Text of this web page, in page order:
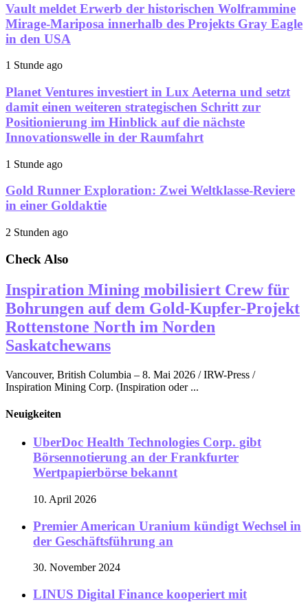
Vault meldet Erwerb der historischen Wolframmine
Mirage-Mariposa innerhalb des Projekts Gray Eagle
in den USA
1 Stunde ago
Planet Ventures investiert in Lux Aeterna und setzt
damit einen weiteren strategischen Schritt zur
Positionierung im Hinblick auf die nächste
Innovationswelle in der Raumfahrt
1 Stunde ago
Gold Runner Exploration: Zwei Weltklasse-Reviere
in einer Goldaktie
2 Stunden ago
Check Also
Inspiration Mining mobilisiert Crew für
Bohrungen auf dem Gold-Kupfer-Projekt
Rottenstone North im Norden
Saskatchewans
Vancouver, British Columbia – 8. Mai 2026 / IRW-Press /
Inspiration Mining Corp. (Inspiration oder ...
Neuigkeiten
UberDoc Health Technologies Corp. gibt
Börsennotierung an der Frankfurter
Wertpapierbörse bekannt
10. April 2026
Premier American Uranium kündigt Wechsel in
der Geschäftsführung an
30. November 2024
LINUS Digital Finance kooperiert mit